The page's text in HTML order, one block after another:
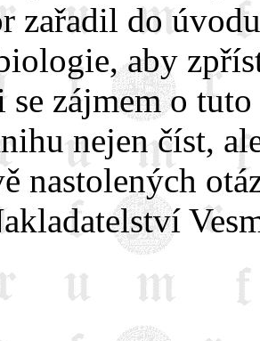
zařadil do
aby
se zájmem o
nejen číst,
nastolených